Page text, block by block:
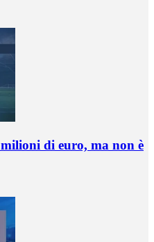
di euro, ma non è